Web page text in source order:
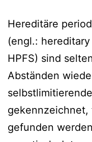
Hereditäre
(engl.:
HPFS) sind
Abständen
gekennzeichnet,
gefunden